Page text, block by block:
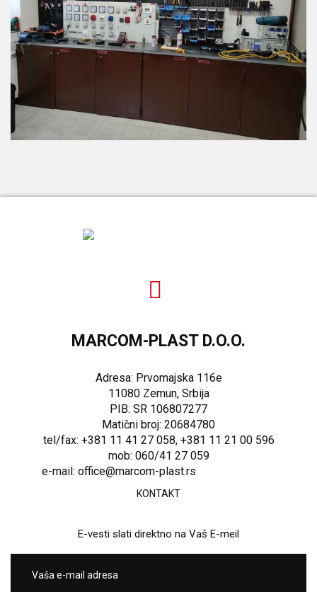
MARCOM-PLAST D.O.O.
Adresa: Prvomajska 116e
11080 Zemun, Srbija
PIB: SR 106807277
Matični broj: 20684780
tel/fax: +381 11 41 27 058, +381 11 21 00 596
mob: 060/41 27 059
e-mail: office@marcom-plast.rs
KONTAKT
E-vesti slati direktno na Vaš E-meil